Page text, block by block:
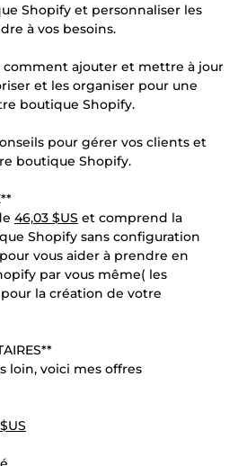
Shopify et personnaliser les
à vos besoins.
comment ajouter et mettre à jour
et les organiser pour une
boutique Shopify.
pour gérer vos clients et
boutique Shopify.
46,03 $US et comprend la
Shopify sans configuration
vous aider à prendre en
par vous même( les
la création de votre
loin, voici mes offres